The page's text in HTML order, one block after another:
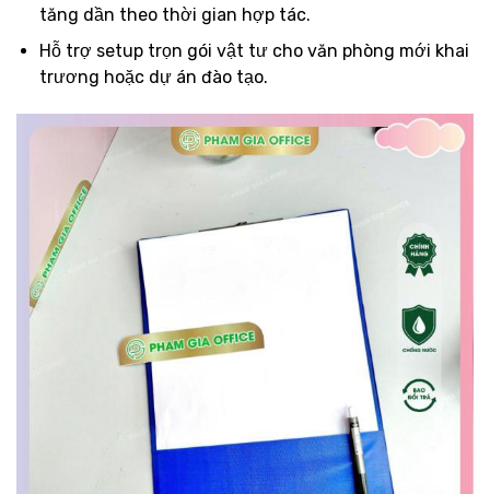
tăng dần theo thời gian hợp tác.
Hỗ trợ setup trọn gói vật tư cho văn phòng mới khai
trương hoặc dự án đào tạo.